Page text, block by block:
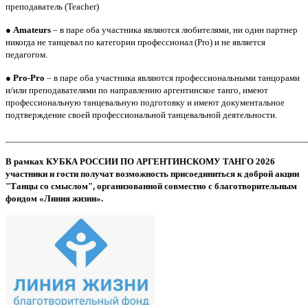
преподаватель (Teacher)
● Amateurs – в паре оба участника являются любителями, ни один партнер
никогда не танцевал по категории профессионал (Pro) и не является
педагогом.
● Pro-Pro – в паре оба участника являются профессиональными танцорами
и/или преподавателями по направлению аргентинское танго, имеют
профессиональную танцевальную подготовку и имеют документальное
подтверждение своей профессиональной танцевальной деятельности.
В рамках КУБКА РОССИИ ПО АРГЕНТИНСКОМУ ТАНГО 2026
участники и гости получат возможность присоединиться к доброй акции
"Танцы со смыслом", организованной совместно с благотворительным
фондом «Линия жизни».